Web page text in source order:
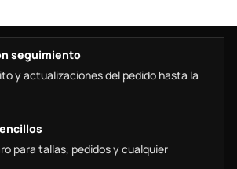
seguimiento
y actualizaciones del pedido hasta la
para tallas, pedidos y cualquier